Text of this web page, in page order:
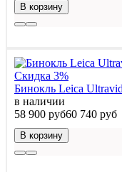
В корзину
Скидка 3%
Бинокль Leica
в наличии
58 900 руб60 740 руб
В корзину